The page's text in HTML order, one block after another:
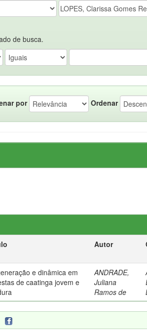
de busca.
por Ordenar
Autor
e dinâmica em
de caatinga jovem e
ANDRADE,
Juliana
Ramos de